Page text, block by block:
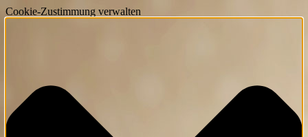
Cookie-Zustimmung verwalten